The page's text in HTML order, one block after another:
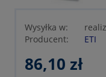
Wysyłka w:
Producent:
ETI
86,10 zł